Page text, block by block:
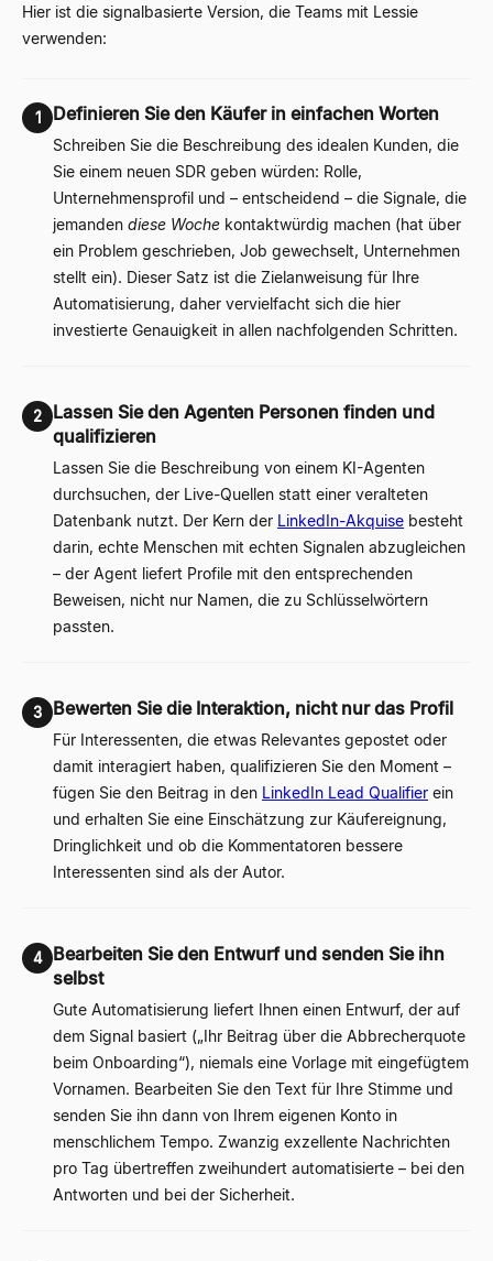
Hier ist die signalbasierte Version, die Teams mit Lessie
verwenden:
1 Definieren Sie den Käufer in einfachen Worten
Schreiben Sie die Beschreibung des idealen Kunden, die
Sie einem neuen SDR geben würden: Rolle,
Unternehmensprofil und – entscheidend – die Signale, die
jemanden diese Woche kontaktwürdig machen (hat über
ein Problem geschrieben, Job gewechselt, Unternehmen
stellt ein). Dieser Satz ist die Zielanweisung für Ihre
Automatisierung, daher vervielfacht sich die hier
investierte Genauigkeit in allen nachfolgenden Schritten.
2
Lassen Sie den Agenten Personen finden und
qualifizieren
Lassen Sie die Beschreibung von einem KI-Agenten
durchsuchen, der Live-Quellen statt einer veralteten
Datenbank nutzt. Der Kern der LinkedIn-Akquise besteht
darin, echte Menschen mit echten Signalen abzugleichen
– der Agent liefert Profile mit den entsprechenden
Beweisen, nicht nur Namen, die zu Schlüsselwörtern
passten.
3 Bewerten Sie die Interaktion, nicht nur das Profil
Für Interessenten, die etwas Relevantes gepostet oder
damit interagiert haben, qualifizieren Sie den Moment –
fügen Sie den Beitrag in den LinkedIn Lead Qualifier ein
und erhalten Sie eine Einschätzung zur Käufereignung,
Dringlichkeit und ob die Kommentatoren bessere
Interessenten sind als der Autor.
4
Bearbeiten Sie den Entwurf und senden Sie ihn
selbst
Gute Automatisierung liefert Ihnen einen Entwurf, der auf
dem Signal basiert („Ihr Beitrag über die Abbrecherquote
beim Onboarding“), niemals eine Vorlage mit eingefügtem
Vornamen. Bearbeiten Sie den Text für Ihre Stimme und
senden Sie ihn dann von Ihrem eigenen Konto in
menschlichem Tempo. Zwanzig exzellente Nachrichten
pro Tag übertreffen zweihundert automatisierte – bei den
Antworten und bei der Sicherheit.